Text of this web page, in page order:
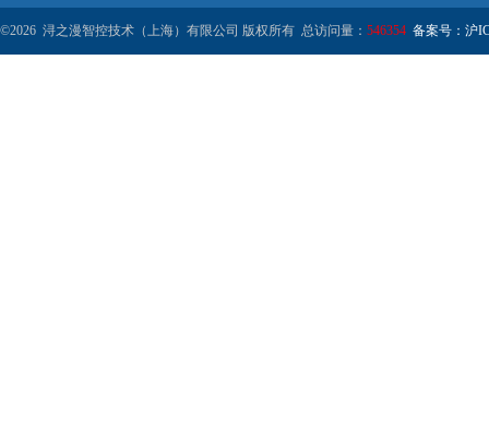
©2026 浔之漫智控技术（上海）有限公司 版权所有 总访问量： 546354 备案号：沪